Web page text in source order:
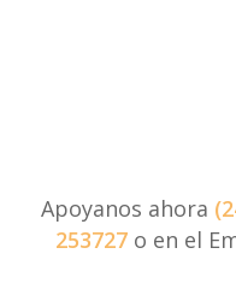
Apoyanos ahora
253727o en el